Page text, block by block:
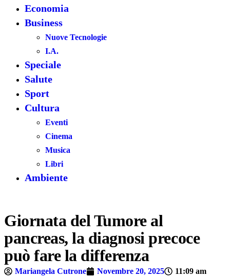
Economia
Business
Nuove Tecnologie
I.A.
Speciale
Salute
Sport
Cultura
Eventi
Cinema
Musica
Libri
Ambiente
Giornata del Tumore al
pancreas, la diagnosi precoce
può fare la differenza
Mariangela Cutrone Novembre 20, 2025 11:09 am